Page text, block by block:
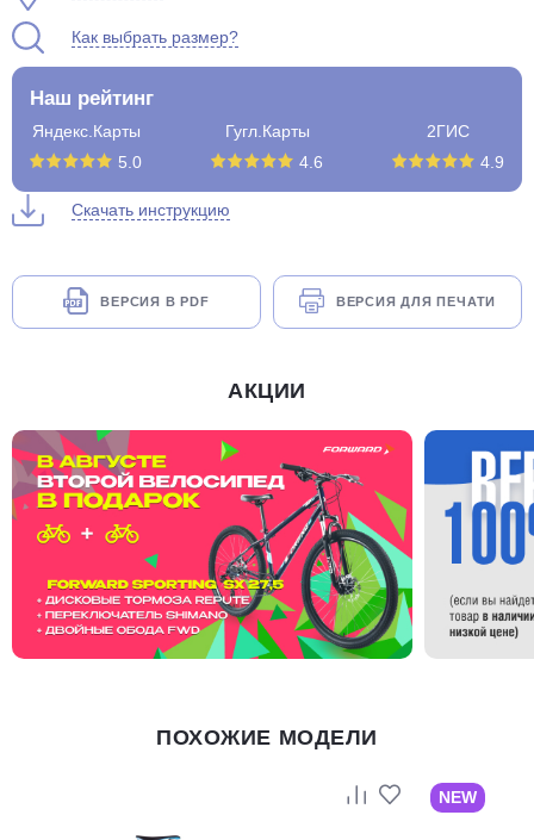
Как выбрать размер?
Наш рейтинг
Яндекс.Карты
5.0
Гугл.Карты
4.6
2ГИС
4.9
Скачать инструкцию
ВЕРСИЯ В PDF ВЕРСИЯ ДЛЯ ПЕЧАТИ
АКЦИИ
ПОХОЖИЕ МОДЕЛИ
NEW